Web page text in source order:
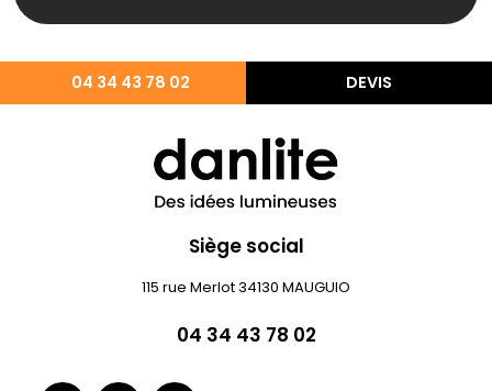
04 34 43 78 02 DEVIS
Siège social
115 rue Merlot 34130 MAUGUIO
04 34 43 78 02